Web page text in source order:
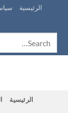
content
الرئيسية
الرئيسية